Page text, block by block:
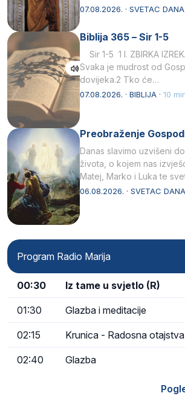
afričkim…
07.08.2026. · SVETAC DANA
Biblija 365 – Sir 1-5
Sir 1-5 1 I. ZBIRKA
Svaka je mudrost od
dovijeka.2 Tko će…
07.08.2026. · BIBLIJA · 10
Preobraženje
Danas slavimo uzvišeni
života, o kojem nas
Matej, Marko i Luka te
drugoj…
06.08.2026. · SVETAC DANA
Program Radio Marija
00:30 Iz tame u svjetlo (R)
01:30 Glazba i meditacije
02:15 Krunica - Radosna otajstva
02:40 Glazba